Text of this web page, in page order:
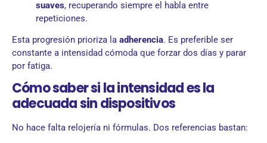
suaves, recuperando siempre el habla entre
repeticiones.
Esta progresión prioriza la adherencia. Es preferible ser
constante a intensidad cómoda que forzar dos días y parar
por fatiga.
Cómo saber si la intensidad es la
adecuada sin dispositivos
No hace falta relojería ni fórmulas. Dos referencias bastan: